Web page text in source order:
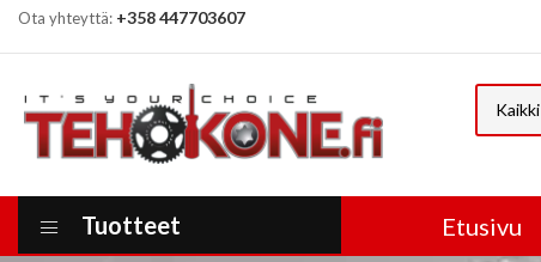
Ota yhteyttä: +358 447703607
Kaikki
Tuotteet Etusivu